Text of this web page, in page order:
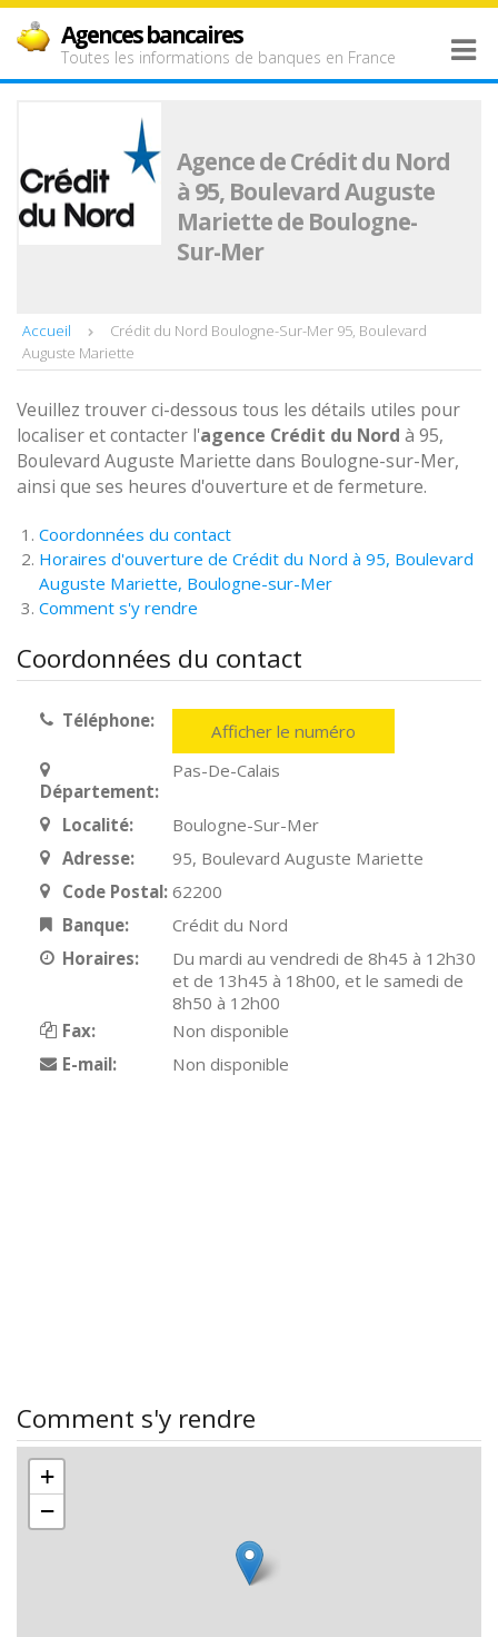
Agences bancaires
Toutes les informations de banques en France
Agence de Crédit du Nord
à 95, Boulevard Auguste
Mariette de Boulogne-
Sur-Mer
Accueil
Crédit du Nord Boulogne-Sur-Mer 95, Boulevard
Auguste Mariette
Veuillez trouver ci-dessous tous les détails utiles pour
localiser et contacter l'agence Crédit du Nord à 95,
Boulevard Auguste Mariette dans Boulogne-sur-Mer,
ainsi que ses heures d'ouverture et de fermeture.
Coordonnées du contact
Horaires d'ouverture de Crédit du Nord à 95, Boulevard
Auguste Mariette, Boulogne-sur-Mer
Comment s'y rendre
Coordonnées du contact
Téléphone: Afficher le numéro
Département:
Pas-De-Calais
Localité:
Boulogne-Sur-Mer
Adresse:
95, Boulevard Auguste Mariette
Code Postal: 62200
Banque:
Crédit du Nord
Horaires:
Du mardi au vendredi de 8h45 à 12h30
et de 13h45 à 18h00, et le samedi de
8h50 à 12h00
Fax:
Non disponible
E-mail:
Non disponible
Comment s'y rendre
+
−